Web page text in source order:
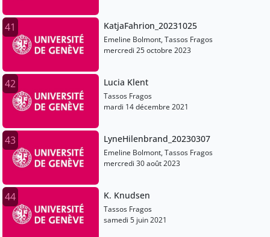
41 KatjaFahrion_20231025
Emeline Bolmont, Tassos Fragos
mercredi 25 octobre 2023
42 Lucia Klent
Tassos Fragos
mardi 14 décembre 2021
43 LyneHilenbrand_20230307
Emeline Bolmont, Tassos Fragos
mercredi 30 août 2023
44 K. Knudsen
Tassos Fragos
samedi 5 juin 2021